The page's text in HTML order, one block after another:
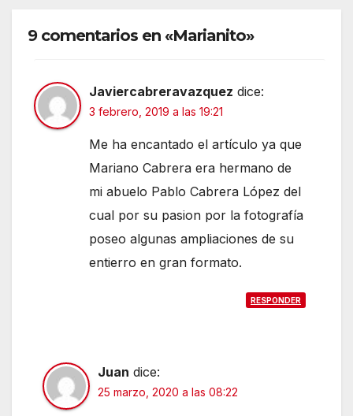
9 comentarios en «Marianito»
Javiercabreravazquez dice:
3 febrero, 2019 a las 19:21
Me ha encantado el artículo ya que
Mariano Cabrera era hermano de
mi abuelo Pablo Cabrera López del
cual por su pasion por la fotografía
poseo algunas ampliaciones de su
entierro en gran formato.
RESPONDER
Juan dice:
25 marzo, 2020 a las 08:22